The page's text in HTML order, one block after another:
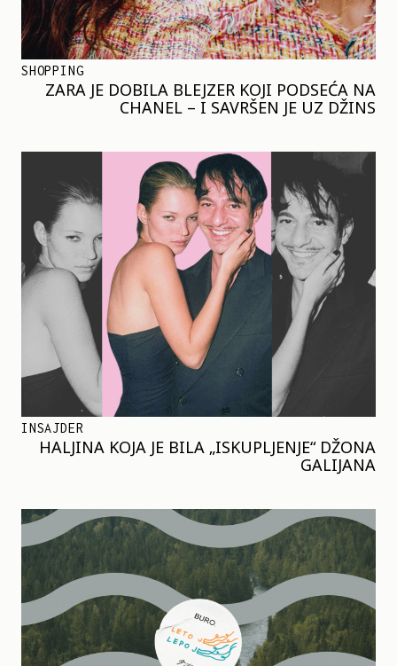
SHOPPING
ZARA JE DOBILA BLEJZER KOJI PODSEĆA NA
CHANEL – I SAVRŠEN JE UZ DŽINS
INSAJDER
HALJINA KOJA JE BILA „ISKUPLJENJE“ DŽONA
GALIJANA